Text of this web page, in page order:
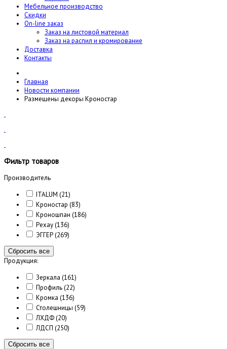
Мебельное производство
Скидки
On-line заказ
Заказ на листовой материал
Заказ на распил и кромирование
Доставка
Контакты
Главная
Новости компании
Размещены декоры Кроностар
Фильтр товаров
Производитель
ITALUM (21)
Кроностар (83)
Кроношпан (186)
Рехау(136)
ЭГГЕР(269)
Сбросить все
Продукция:
Зеркала (161)
Профиль(22)
Кромка (136)
Столешницы (59)
ЛХДФ(20)
ЛДСП (250)
Сбросить все